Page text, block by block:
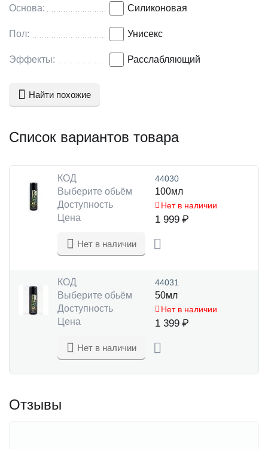
Основа: Силиконовая
Пол: Унисекс
Эффекты: Расслабляющий
Найти похожие
Список вариантов товара
КОД 44030
Выберите обьём
100мл
Доступность
Нет в наличии
Цена 1 999 ₽
Нет в наличии
КОД 44031
Выберите обьём
50мл
Доступность
Нет в наличии
Цена 1 399 ₽
Нет в наличии
Отзывы